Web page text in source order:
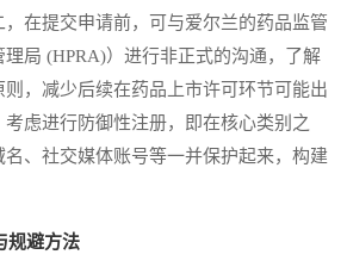
在提交申请前，可与爱尔兰的药品监管
局 (HPRA)）进行非正式的沟通，了解
，减少后续在药品上市许可环节可能出
虑进行防御性注册，即在核心类别之
、社交媒体账号等一并保护起来，构建
规避方法